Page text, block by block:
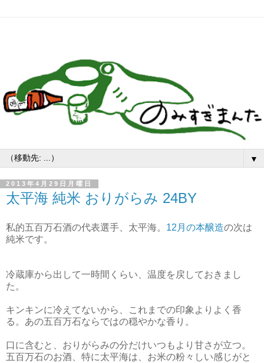
▼
2013年4月29日月曜日
太平海 純米 おりがらみ 24BY
私的五百万石酒の代表選手、太平海。 12月の本醸造の次は
純米です。
冷蔵庫から出して一時間くらい、温度を戻しておきまし
た。
キンキンに冷えてないから、これまでの印象よりよく香
る。あの五百万石ならではの穏やかな香り。
口に含むと、おりがらみの分だけいつもより甘さが立つ。
五百万石のお酒、特に太平海は、お米の粉々しい感じがと